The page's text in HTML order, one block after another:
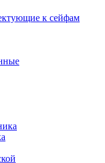
к сейфам